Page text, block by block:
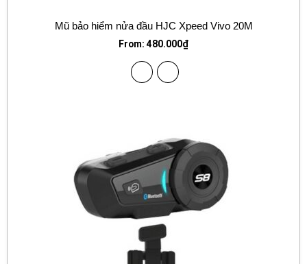
Mũ bảo hiểm nửa đầu HJC Xpeed Vivo 20M
From: 480.000₫